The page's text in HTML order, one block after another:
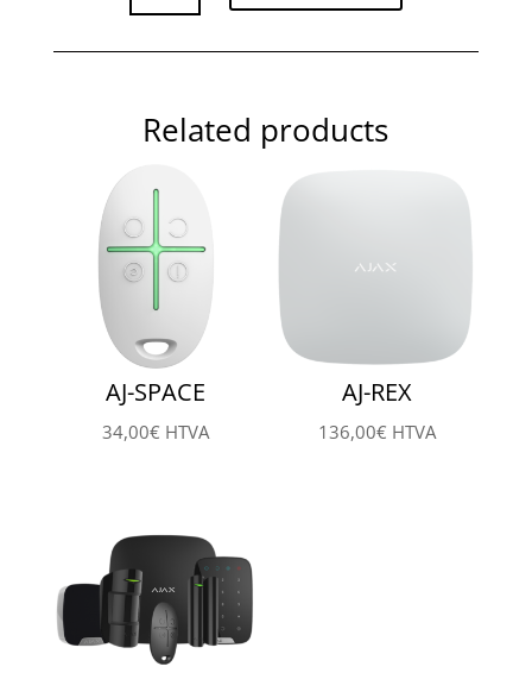
quantity
Related products
AJ-SPACE
34,00€ HTVA
AJ-REX
136,00€ HTVA